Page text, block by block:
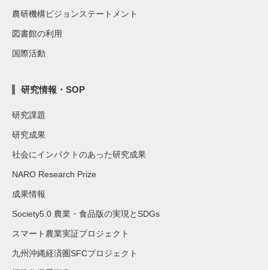
農研機構ビジョンステートメント
図書館の利用
国際活動
研究情報・SOP
研究課題
研究成果
社会にインパクトのあった研究成果
NARO Research Prize
成果情報
Society5.0 農業・食品版の実現とSDGs
スマート農業実証プロジェクト
九州沖縄経済圏SFCプロジェクト